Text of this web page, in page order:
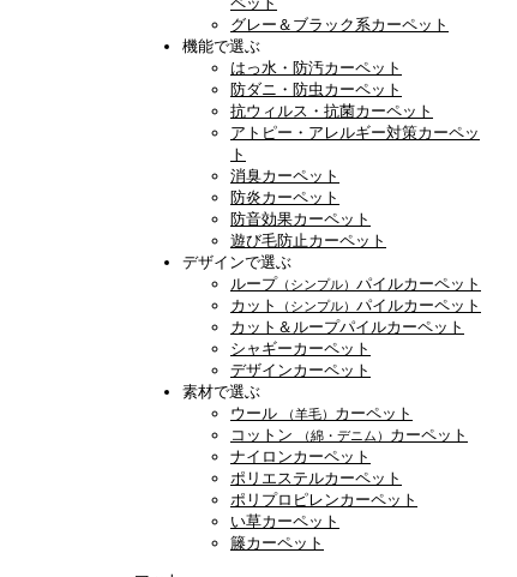
グレー＆ブラック系カーペット
機能で選ぶ
はっ水・防汚カーペット
防ダニ・防虫カーペット
抗ウィルス・抗菌カーペット
アトピー・アレルギー対策カーペッ
ト
消臭カーペット
防炎カーペット
防音効果カーペット
遊び毛防止カーペット
デザインで選ぶ
ループ （シンプル） パイルカーペット
カット
（シンプル） パイルカーペット
カット＆ループパイルカーペット
シャギーカーペット
デザインカーペット
素材で選ぶ
ウール
（羊毛） カーペット
コットン
（綿・デニム） カーペット
ナイロンカーペット
ポリエステルカーペット
ポリプロピレンカーペット
い草カーペット
籐カーペット